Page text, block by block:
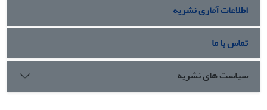
اطلاعات آماری نشریه
تماس با ما
سیاست های نشریه